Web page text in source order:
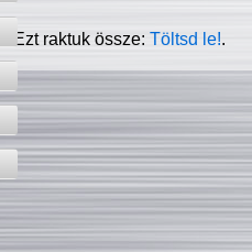
Ezt raktuk össze:Töltsd le!.